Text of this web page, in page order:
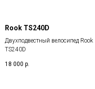
Rook TS240D
Двухподвестный велосипед Rook
TS240D
18 000 р.